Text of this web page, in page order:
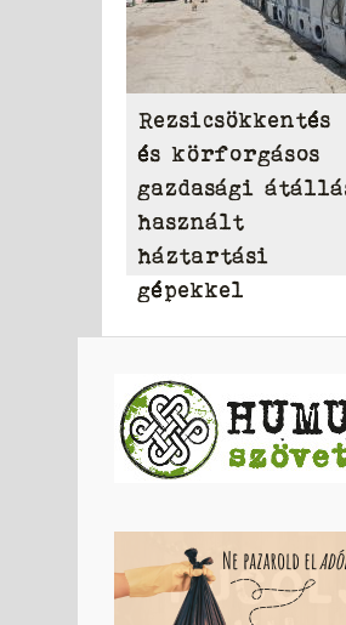
Rezsicsökkentés
és körforgásos
gazdasági
használt
háztartási
gépekkel